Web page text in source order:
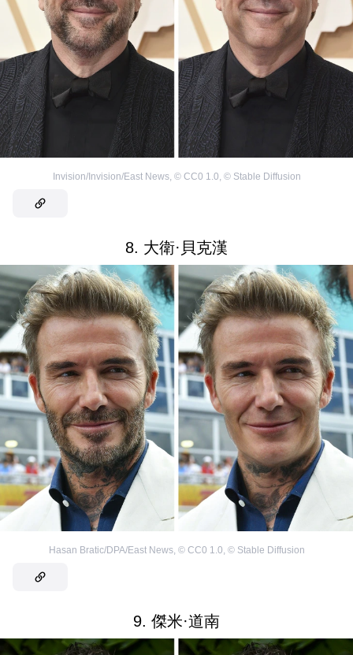
Invision/Invision/East News, © CC0 1.0, © Stable Diffusion
8. 大衛·貝克漢
Hasan Bratic/DPA/East News, © CC0 1.0, © Stable Diffusion
9. 傑米·道南